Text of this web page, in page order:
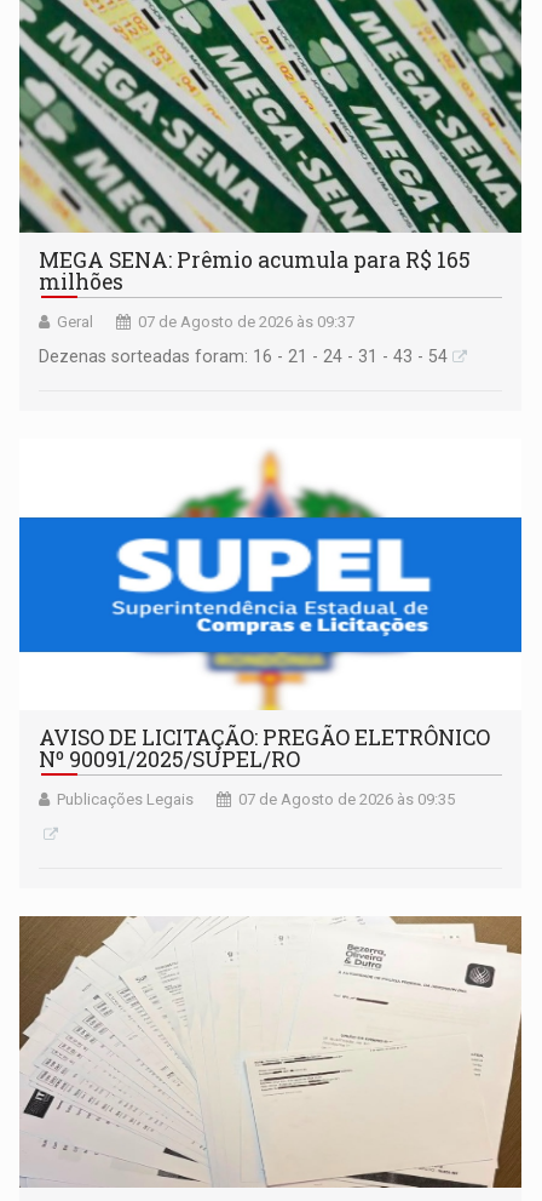
MEGA SENA: Prêmio acumula para R$ 165
milhões
Geral 07 de Agosto de 2026 às 09:37
Dezenas sorteadas foram: 16 - 21 - 24 - 31 - 43 - 54
AVISO DE LICITAÇÃO: PREGÃO ELETRÔNICO
Nº 90091/2025/SUPEL/RO
Publicações Legais 07 de Agosto de 2026 às 09:35